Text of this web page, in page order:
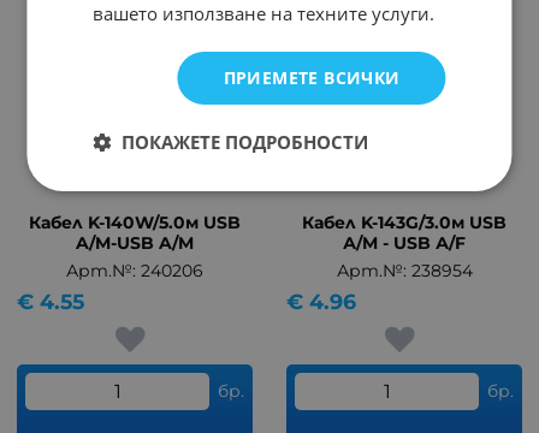
Кабел K-140W/5.0м USB
A/M-USB A/M
Арт.№: 240206
4.55
€
бр.
Кабел K-143G/3.0м USB
А/M - USB А/F
Арт.№: 238954
4.96
€
бр.
вашето използване на техните услуги.
ПРИЕМЕТЕ ВСИЧКИ
ПОКАЖЕТЕ ПОДРОБНОСТИ